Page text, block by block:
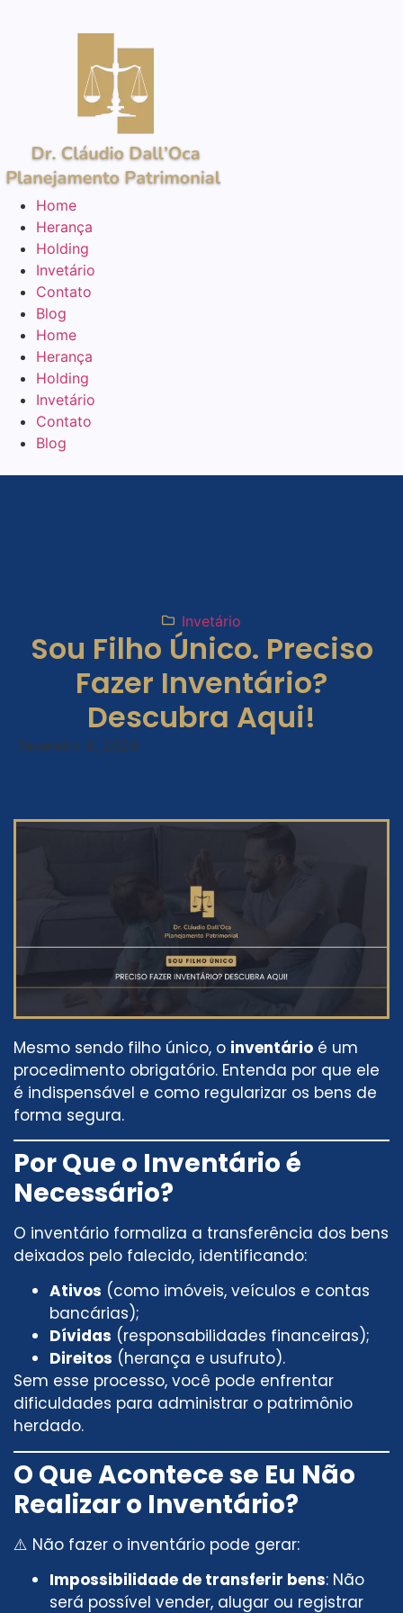
Home
Herança
Holding
Invetário
Contato
Blog
Home
Herança
Holding
Invetário
Contato
Blog
Invetário
Sou Filho Único. Preciso
Fazer Inventário?
Descubra Aqui!
Fevereiro 9, 2025
Mesmo sendo filho único, o inventário é um
procedimento obrigatório. Entenda por que ele
é indispensável e como regularizar os bens de
forma segura.
Por Que o Inventário é
Necessário?
O inventário formaliza a transferência dos bens
deixados pelo falecido, identificando:
Ativos (como imóveis, veículos e contas
bancárias);
Dívidas (responsabilidades financeiras);
Direitos (herança e usufruto).
Sem esse processo, você pode enfrentar
dificuldades para administrar o patrimônio
herdado.
O Que Acontece se Eu Não
Realizar o Inventário?
⚠️ Não fazer o inventário pode gerar:
Impossibilidade de transferir bens: Não
será possível vender, alugar ou registrar